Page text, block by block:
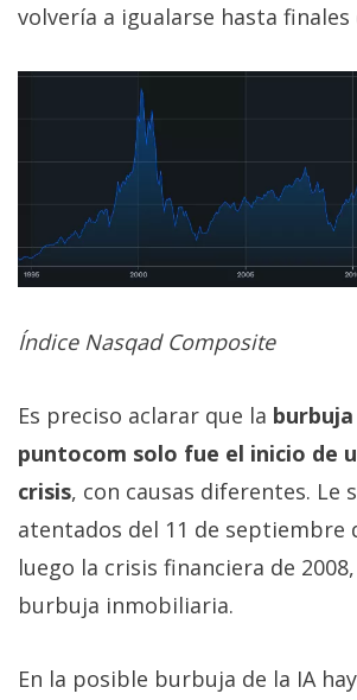
volvería a igualarse hasta finales
Índice Nasqad Composite
Es preciso aclarar que la
puntocom solo fue el inicio de
crisis, con causas diferentes. Le
atentados del 11 de septiembre
luego la crisis financiera de
burbuja inmobiliaria.
En la posible burbuja de la IA